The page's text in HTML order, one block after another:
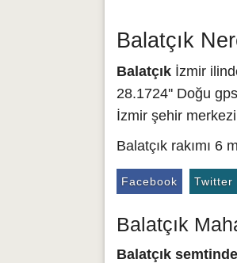
Balatçık
Balatçık İzmir
28.1724'' Doğu
İzmir şehir
Balatçık rakımı 6
Facebook Twitter
Balatçık
Balatçık semtinde